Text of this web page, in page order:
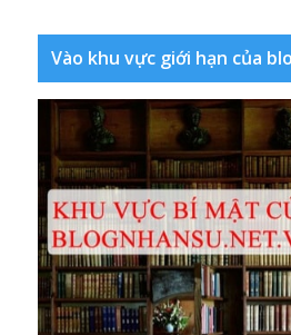
Vào khu vực giới hạn của